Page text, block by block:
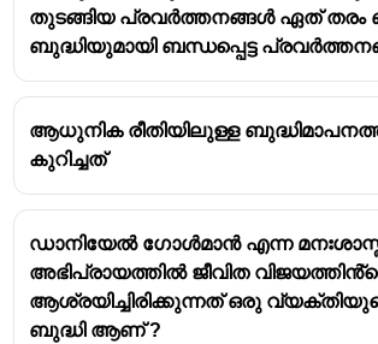
അല്ലെങ്കിൽ ജി ഫാക്ടർ എന്നും
അറിയപ്പെടുന്നു. വൈജ്ഞാനിക
അളവുകളിൽ പ്രകടനത്തെ
നിലനിൽപ്പിനെ സൂചിപ്പിക്കുന്നു.
ഇന്റലിജൻസ്, ഐക്യു,
വൈജ്ഞാനിക കഴിവ്,
കഴിവ് തുടങ്ങിയ മറ്റ് പദങ്ങളും
ബുദ്ധിയുടെ അതേ കാര്യം
തുടങ്ങിയ പ്രവർത്തനങ്ങൾ ഏത്
ബുദ്ധിയുമായി ബന്ധപ്പെട്ട
ആധുനിക രീതിയിലുള്ള
കുറിച്ചത്
ഡാനിയേൽ ഗോൾമാൻ എന്ന
അഭിപ്രായത്തിൽ ജീവിത
ആശ്രയിച്ചിരിക്കുന്നത് ഒരു
ബുദ്ധി ആണ് ?